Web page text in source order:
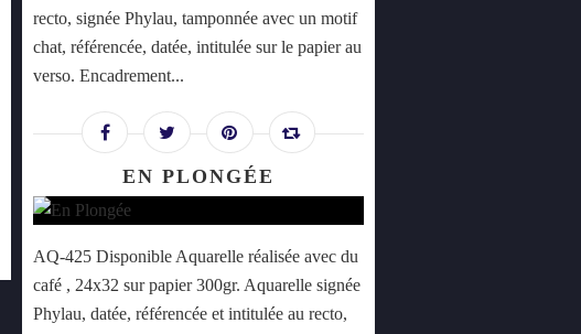
recto, signée Phylau, tamponnée avec un motif
chat, référencée, datée, intitulée sur le papier au
verso. Encadrement...
EN PLONGÉE
AQ-425 Disponible Aquarelle réalisée avec du
café , 24x32 sur papier 300gr. Aquarelle signée
Phylau, datée, référencée et intitulée au recto,